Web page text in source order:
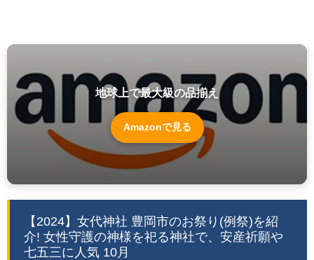
地球上で最大級の品揃え
Amazonで見る
【2024】女代神社 豊岡市のお祭り(例祭)を紹
介! 女性守護の神様を祀る神社で、安産祈願や
七五三に人気 10月